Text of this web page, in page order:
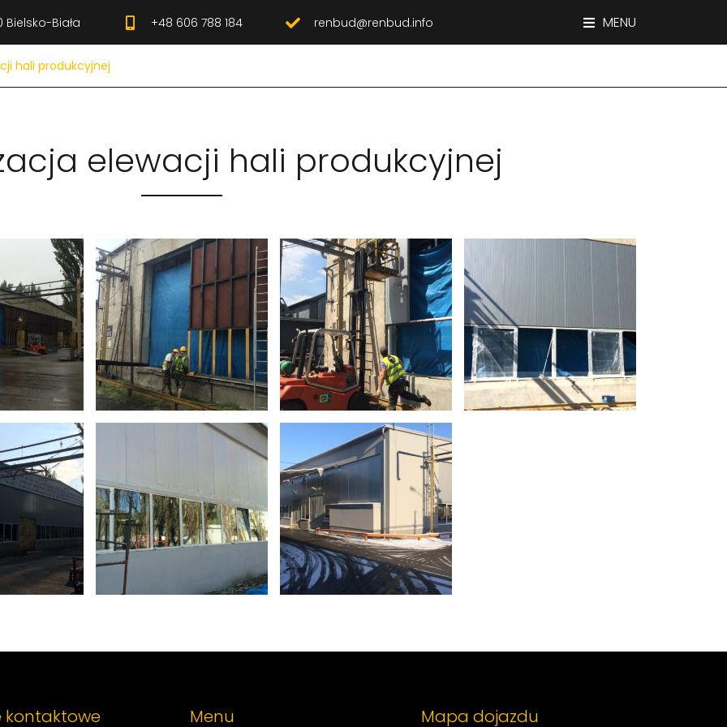
Bielsko-Biała +48 606 788 184 renbud@renbud.info MENU
hali produkcyjnej
elewacji hali produkcyjnej
kontaktowe Menu Mapa dojazdu